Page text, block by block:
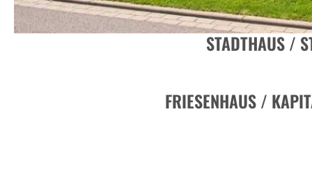
STADTHAUS /
FRIESENHAUS /